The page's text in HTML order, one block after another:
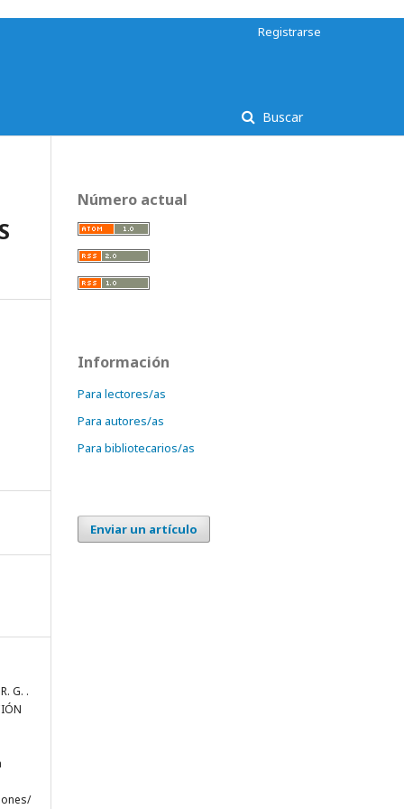
Buscar
Registrarse
G. .
Número actual
Información
Para lectores/as
Para autores/as
Para bibliotecarios/as
Enviar un artículo